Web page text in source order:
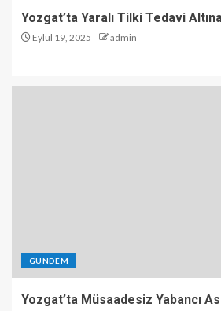
Yozgat’ta Yaralı Tilki Tedavi Altına
Eylül 19, 2025 admin
GÜNDEM
Yozgat’ta Müsaadesiz Yabancı